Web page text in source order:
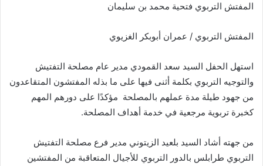
المفتش التربوي فتحية محمد بن سليمان
المفتش التربوي / عمران أبوبكر الغزيوي
استهل الحفل السيد سعد القمودي مدير عام مصلحة التفتيش
والتوجيه التربوي بكلمة أثنى فيها على ما بذله المفتشون المتقاعدون
من جهود طيلة مدة عملهم بالمصلحة مؤكدًا على دورهم المهم
كخبرة تربوية مرجعية في خدمة أهداف المصلحة.
من جهته أشاد السيد بلعيد الزيتوني مدير فرع مصلحة التفتيش
التربوي طرابلس بالدور التربوي للأجيال المتعاقبة من المفتشين